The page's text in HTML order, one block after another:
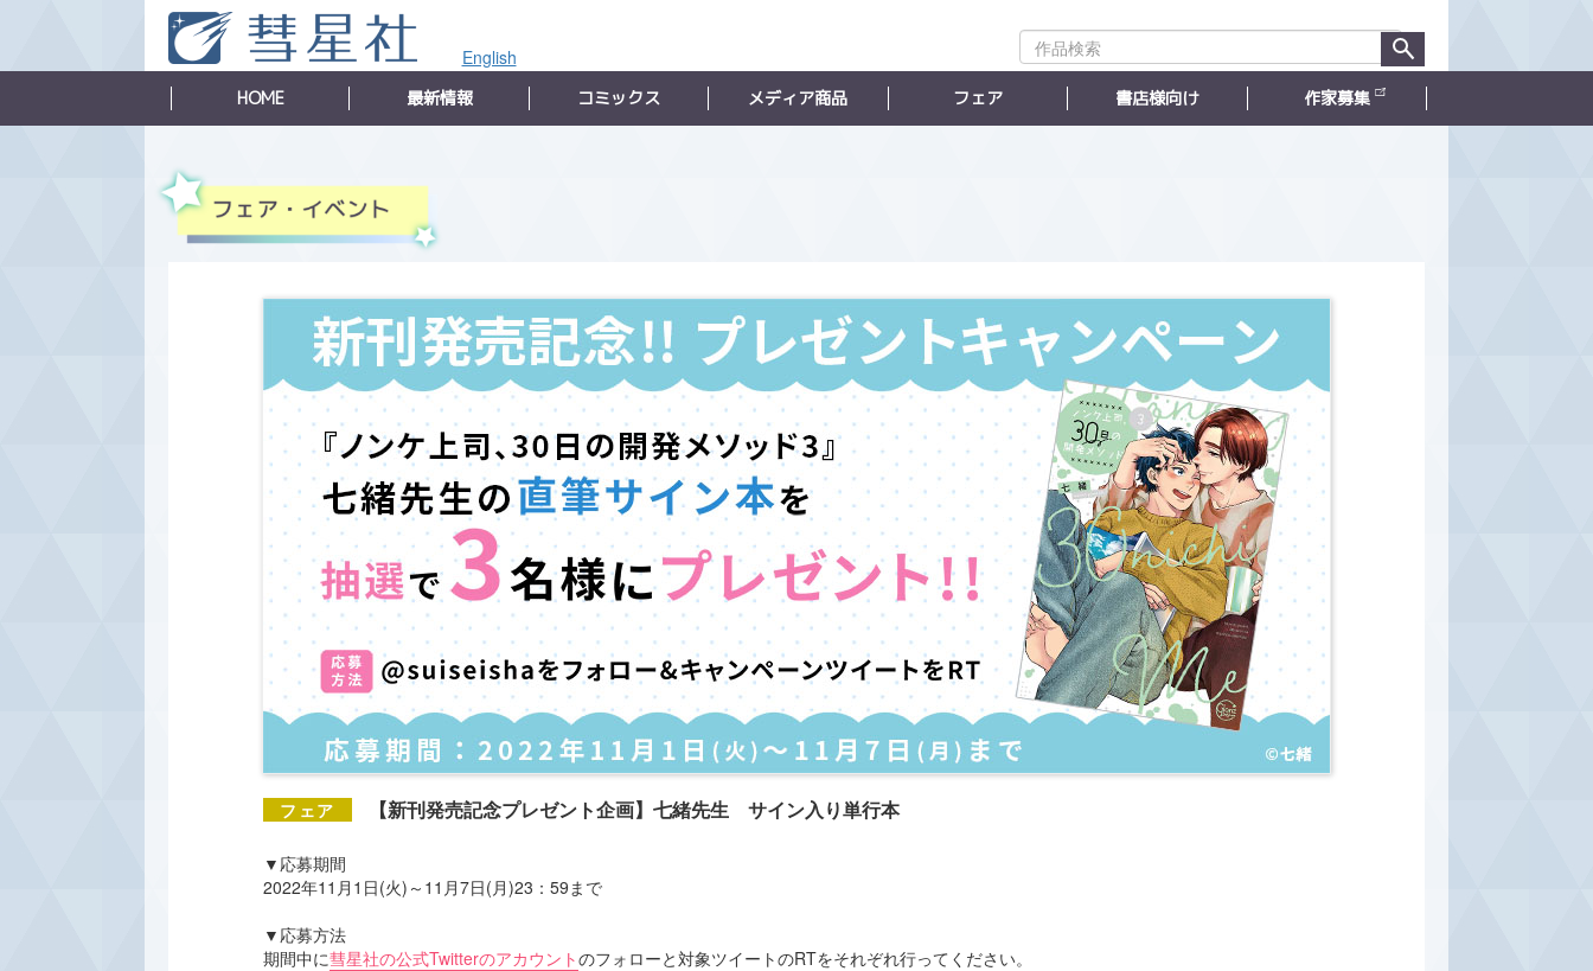
English
作
品
HOME 最新情報 コミックス メディア商品 フェア 書店様向け 作家募集
【新刊発売記念プレゼント企画】七緒先生 サイン入り単行本
▼応募期間
2022年11月1日(火)～11月7日(月)23：59まで
▼応募方法
期間中に彗星社の公式Twitterのアカウントのフォローと対象ツイートのRTをそれぞれ行ってください。